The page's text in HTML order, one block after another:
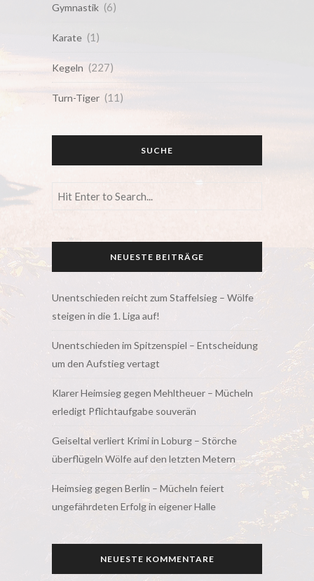
Gymnastik (6)
Karate (1)
Kegeln (227)
Turn-Tiger (11)
SUCHE
NEUESTE BEITRÄGE
Unentschieden reicht zum Staffelsieg – Wölfe
steigen in die 1. Liga auf!
Unentschieden im Spitzenspiel – Entscheidung
um den Aufstieg vertagt
Klarer Heimsieg gegen Mehltheuer – Mücheln
erledigt Pflichtaufgabe souverän
Geiseltal verliert Krimi in Loburg – Störche
überflügeln Wölfe auf den letzten Metern
Heimsieg gegen Berlin – Mücheln feiert
ungefährdeten Erfolg in eigener Halle
NEUESTE KOMMENTARE